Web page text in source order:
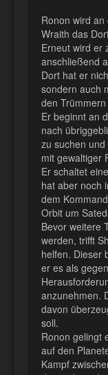
Ronon wird
Wraith das
Erneut wird er
anschließend
Dort hat er
sondern auch
den
Er beginnt an
nach
zu suchen
mit gewaltiger
Er schaltet
hat aber noch
dem
Orbit um
Bevor weitere
werden, trifft
helfen. Dieser
er es als
anzunehmen.
davon
soll.
Ronon gelingt
auf den
Kampf